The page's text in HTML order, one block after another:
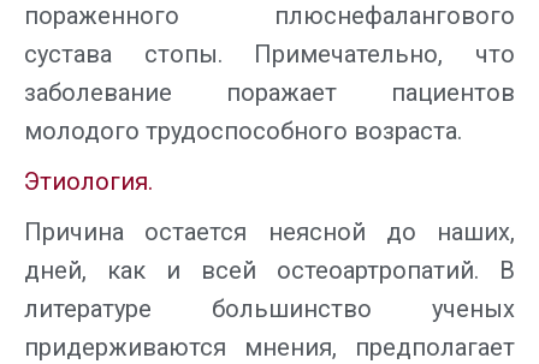
пораженного плюснефалангового
сустава стопы. Примечательно, что
заболевание поражает пациентов
молодого трудоспособного возраста.
Этиология.
Причина остается неясной до наших,
дней, как и всей остеоартропатий. В
литературе большинство ученых
придерживаются мнения, предполагает